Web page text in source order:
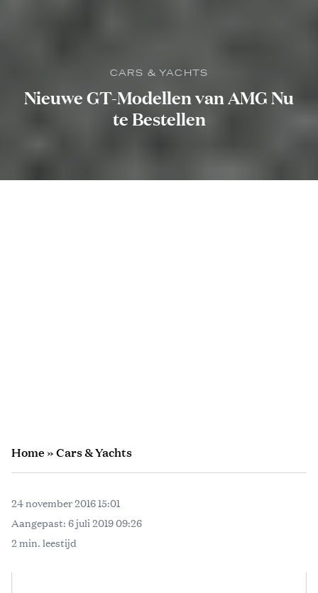
CARS & YACHTS
Nieuwe GT-Modellen van AMG Nu
te Bestellen
Home»Cars & Yachts
24 november 2016 15:01
Aangepast: 6 juli 2019 09:26
2 min. leestijd